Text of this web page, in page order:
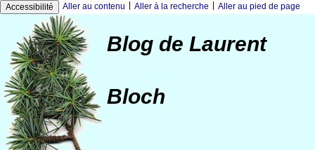
Accessibilité Aller au contenu Aller à la recherche Aller au pied de page
Blog de Laurent
Bloch